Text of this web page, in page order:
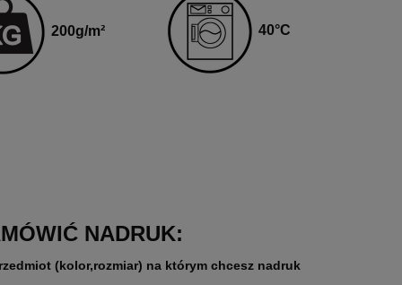
200g/m² 40°C
NADRUK:
(kolor,rozmiar) na którym chcesz nadruk